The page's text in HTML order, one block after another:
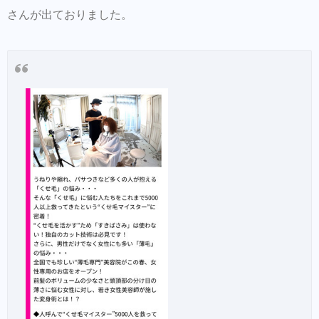
Hair Trenza INTERNATIONAL
同時にこちらもダウンロードして頂き新規登
録しておくとスタイルの保存・カルテの保存
ができます。
美容師の方にはこちらもオススメ。SNSプロ
モーション特化型美容師オンラインサロン
【Routine 】メンバー募集中
さんが出ておりました。